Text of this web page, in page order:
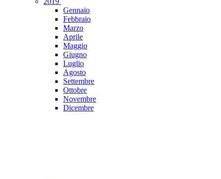
Gennaio
Febbraio
Marzo
Aprile
Maggio
Giugno
Luglio
Agosto
Settembre
Ottobre
Novembre
Dicembre